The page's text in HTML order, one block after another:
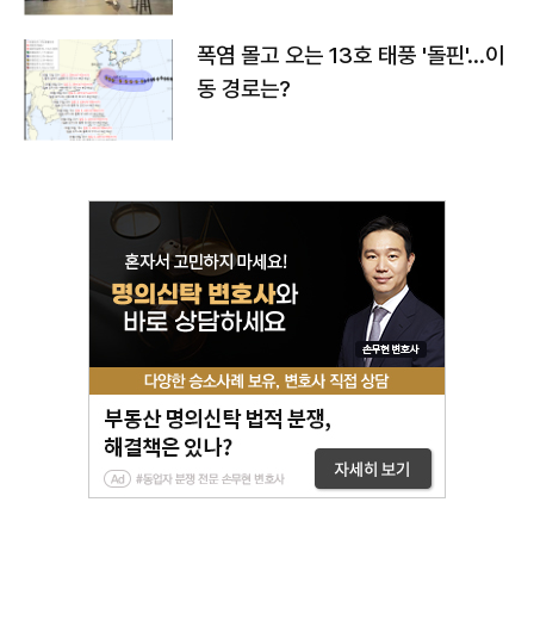
폭염 몰고 오는 13호 태풍 '돌핀'…이
동 경로는?